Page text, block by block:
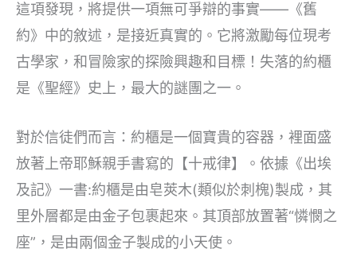
這項發現，將提供一項無可爭辯的事實——《舊
約》中的敘述，是接近真實的。它將激勵每位現考
古學家，和冒險家的探險興趣和目標！失落的約櫃
是《聖經》史上，最大的謎團之一。
對於信徒們而言：約櫃是一個寶貴的容器，裡面盛
放著上帝耶穌親手書寫的【十戒律】。依據《出埃
及記》一書:約櫃是由皂莢木(類似於刺槐)製成，其
里外層都是由金子包裹起來。其頂部放置著“憐憫之
座”，是由兩個金子製成的小天使。